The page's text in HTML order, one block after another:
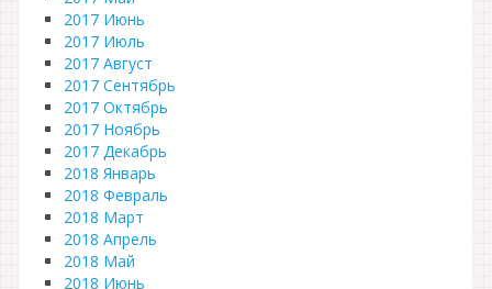
2017 Июнь
2017 Июль
2017 Август
2017 Сентябрь
2017 Октябрь
2017 Ноябрь
2017 Декабрь
2018 Январь
2018 Февраль
2018 Март
2018 Апрель
2018 Май
2018 Июнь